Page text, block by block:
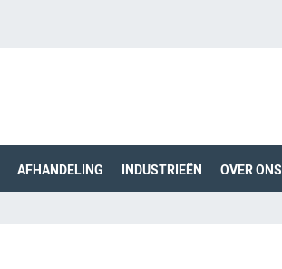
AFHANDELING INDUSTRIEËN OVER ONS